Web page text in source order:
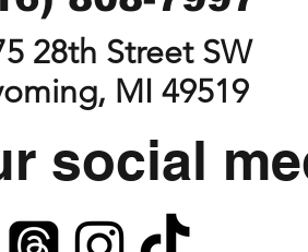
28th Street SW
MI 49519
social